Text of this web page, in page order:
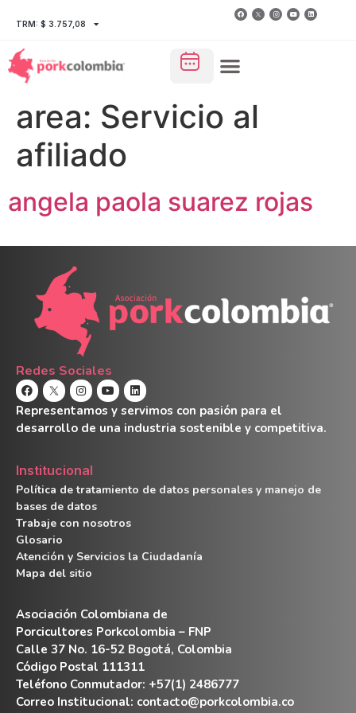
TRM: $ 3.757,08
area: Servicio al
afiliado
angela paola suarez rojas
Redes Sociales
Representamos y servimos con pasión para el
desarrollo de una industria sostenible y competitiva.
Institucional
Política de tratamiento de datos personales y manejo de
bases de datos
Trabaje con nosotros
Glosario
Atención y Servicios la Ciudadanía
Mapa del sitio
Asociación Colombiana de
Porcicultores Porkcolombia – FNP
Calle 37 No. 16-52 Bogotá, Colombia
Código Postal 111311
Teléfono Conmutador: +57(1) 2486777
Correo Institucional: contacto@porkcolombia.co